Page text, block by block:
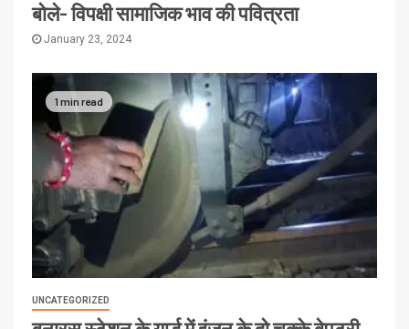
बोले- विपक्षी सामाजिक भाव की पवित्रता
January 23, 2024
1 min read
UNCATEGORIZED